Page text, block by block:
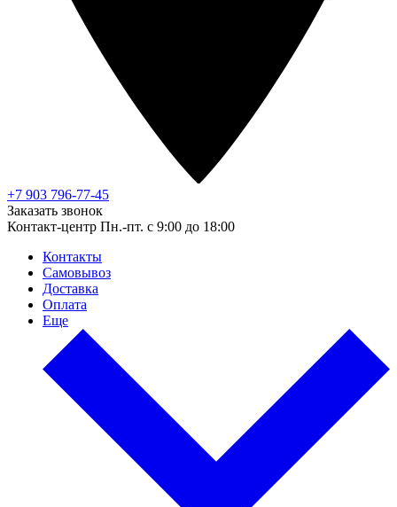
+7 903 796-77-45
Заказать звонок
Контакт-центр Пн.-пт. с 9:00 до 18:00
Контакты
Самовывоз
Доставка
Оплата
Еще